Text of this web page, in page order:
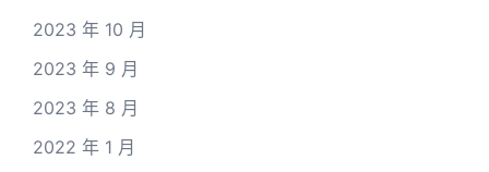
2023 年 10 月
2023 年 9 月
2023 年 8 月
2022 年 1 月